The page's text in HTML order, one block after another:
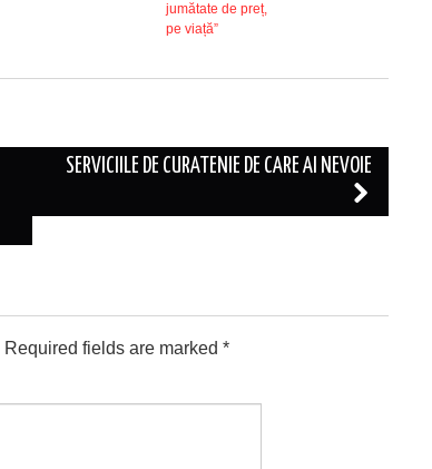
jumătate de preț,
pe viață”
SERVICIILE DE CURATENIE DE CARE AI NEVOIE
Required fields are marked *